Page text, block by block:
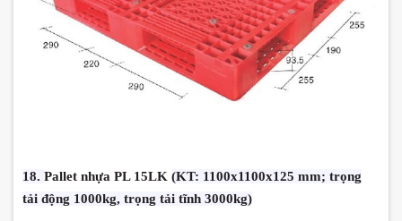
18. Pallet nhựa PL 15LK (KT: 1100x1100x125 mm; trọng
tải động 1000kg, trọng tải tĩnh 3000kg)